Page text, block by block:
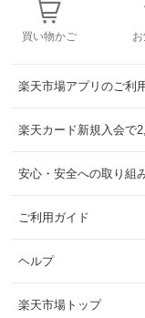
買い物かご
楽天市場アプリのご利
楽天カード新規入会で
安心・安全への取り組
ご利用ガイド
ヘルプ
楽天市場トップ